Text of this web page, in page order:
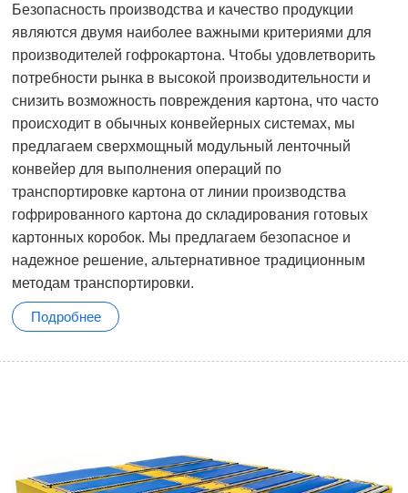
Безопасность производства и качество продукции
являются двумя наиболее важными критериями для
производителей гофрокартона. Чтобы удовлетворить
потребности рынка в высокой производительности и
снизить возможность повреждения картона, что часто
происходит в обычных конвейерных системах, мы
предлагаем сверхмощный модульный ленточный
конвейер для выполнения операций по
транспортировке картона от линии производства
гофрированного картона до складирования готовых
картонных коробок. Мы предлагаем безопасное и
надежное решение, альтернативное традиционным
методам транспортировки.
Подробнее